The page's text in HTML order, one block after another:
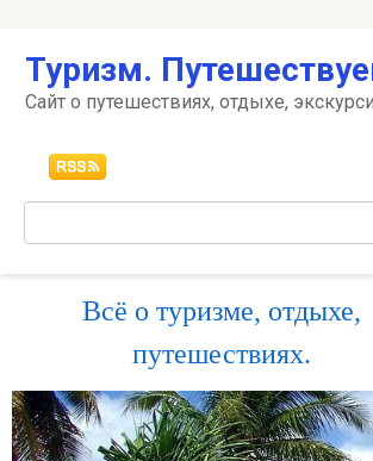
контенту
Туризм.
Сайт о путешествиях, отдыхе,
Всё о туризме, отдыхе,
путешествиях.